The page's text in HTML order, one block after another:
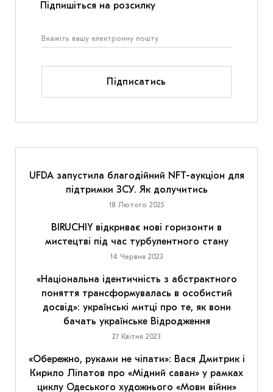
Підпишіться на розсилку
Підписатись
UFDA запустила благодійний NFT-аукціон для
підтримки ЗСУ. Як долучитись
18 Лютого 2025
BIRUCHIY відкриває нові горизонти в
мистецтві під час турбулентного стану
14 Червня 2023
«Національна ідентичність з абстрактного
поняття трансформувалась в особистий
досвід»: українські митці про те, як вони
бачать українське Відродження
27 Квітня 2023
«Обережно, руками не чіпати»: Вася Дмитрик і
Кирило Ліпатов про «Мідний саван» у рамках
циклу Одеського художнього «Мови війни»